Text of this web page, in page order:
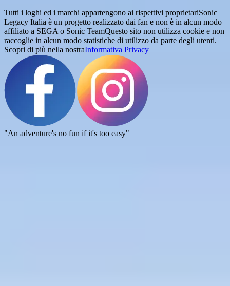
Tutti i loghi ed i marchi appartengono ai rispettivi proprietariSonic
Legacy Italia è un progetto realizzato dai fan e non è in alcun modo
affiliato a SEGA o Sonic TeamQuesto sito non utilizza cookie e non
raccoglie in alcun modo statistiche di utilizzo da parte degli utenti.
Scopri di più nella nostraInformativa Privacy
"An adventure's no fun if it's too easy"